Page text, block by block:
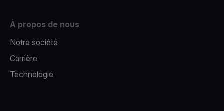
À propos de nous
Notre société
Carrière
Technologie